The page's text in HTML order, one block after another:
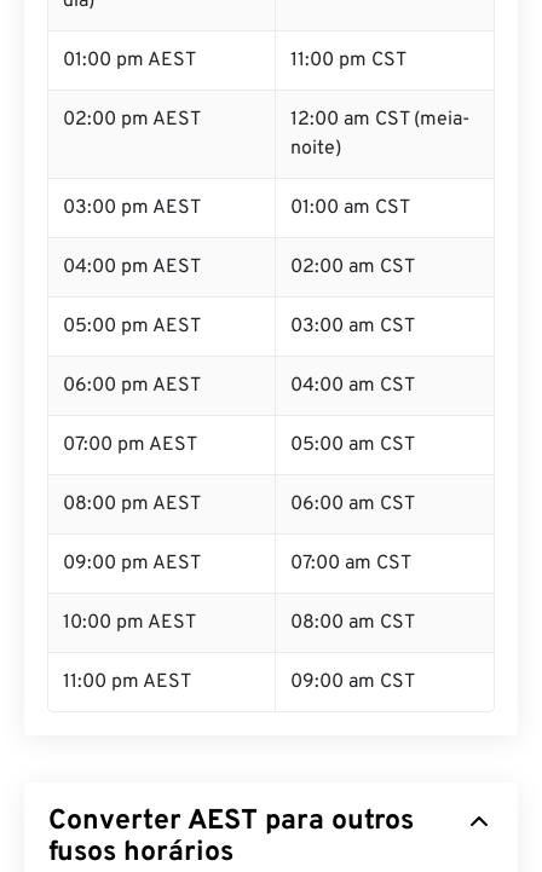
01:00 pm AEST 11:00 pm CST
02:00 pm AEST
12:00 am CST (meia-
noite)
03:00 pm AEST 01:00 am CST
04:00 pm AEST 02:00 am CST
05:00 pm AEST 03:00 am CST
06:00 pm AEST 04:00 am CST
07:00 pm AEST 05:00 am CST
08:00 pm AEST 06:00 am CST
09:00 pm AEST 07:00 am CST
10:00 pm AEST 08:00 am CST
11:00 pm AEST 09:00 am CST
Converter AEST para outros
fusos horários